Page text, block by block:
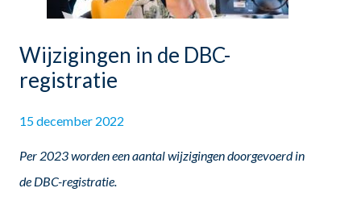
Wijzigingen in de DBC-
registratie
15 december 2022
Per 2023 worden een aantal wijzigingen doorgevoerd in
de DBC-registratie.